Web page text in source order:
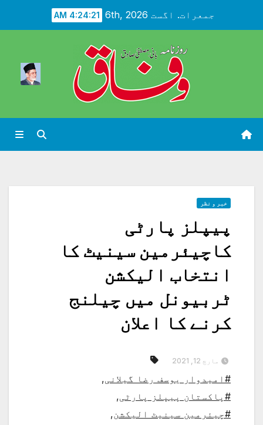
جمعرات. اگست 6th, 2026 4:24:23 AM
خبر و نظر
پیپلز پارٹی
کاچیئرمین سینیٹ کا
انتخاب الیکشن
ٹربیونل میں چیلنج
کرنے کا اعلان
مارچ 12, 2021
#امیدوار یوسف رضا گیلانی,
#پاکستان پیپلز پارٹی,
#چیئرمین سینیٹ الیکشن,